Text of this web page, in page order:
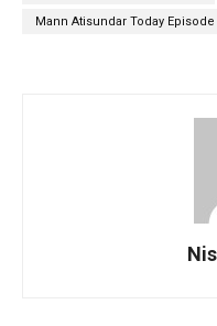
Mann Atisundar Today Episode